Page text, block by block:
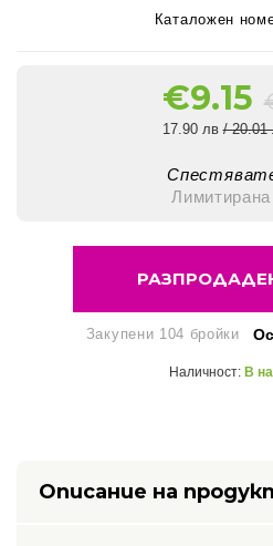
Каталожен
€9.15
17.90 лв / 20.01
Закупени 104 бройки
Наличност: В
Описание на